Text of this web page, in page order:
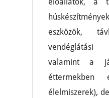
élőállatok, a
eszközök,
vendéglátási
valamint a
éttermekben
élelmiszerek),